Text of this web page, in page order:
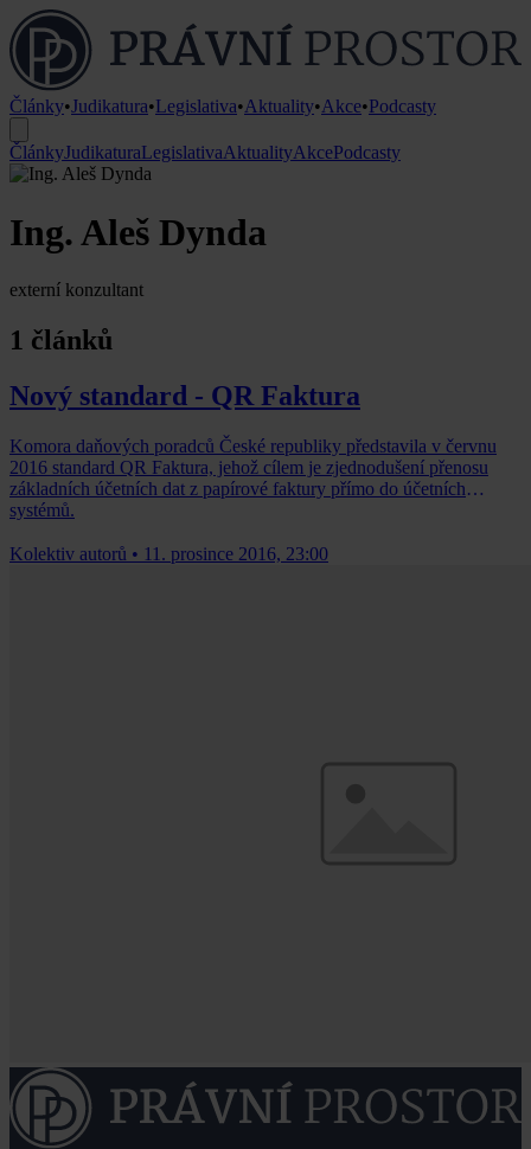
Články•Judikatura•Legislativa•Aktuality•Akce•Podcasty
ČlánkyJudikaturaLegislativaAktualityAkcePodcasty
Ing. Aleš Dynda
externí konzultant
1 článků
Nový standard - QR Faktura
Komora daňových poradců České republiky představila v červnu
2016 standard QR Faktura, jehož cílem je zjednodušení přenosu
základních účetních dat z papírové faktury přímo do účetních
systémů.
Kolektiv autorů • 11. prosince 2016, 23:00